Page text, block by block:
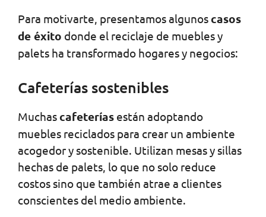
Para motivarte, presentamos algunoscasos
de éxito donde el reciclaje de muebles y
palets ha transformado hogares y negocios:
Cafeterías sostenibles
Muchascafeterías están adoptando
muebles reciclados para crear un ambiente
acogedor y sostenible. Utilizan mesas y sillas
hechas de palets, lo que no solo reduce
costos sino que también atrae a clientes
conscientes del medio ambiente.